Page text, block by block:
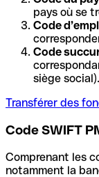
pays où se
Code
Code
siège social).
Transférer des
Code SWIFT
Comprenant les
notamment la